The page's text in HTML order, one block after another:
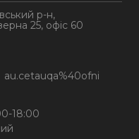
р-н,
25, офіс 60
au.cetauqa%40ofni
18:00